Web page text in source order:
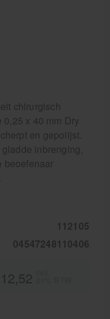
chirurgisch
0,25 x 40 mm Dry
en gepolijst.
inbrenging,
beoefenaar
112105
04547248110406
12,52